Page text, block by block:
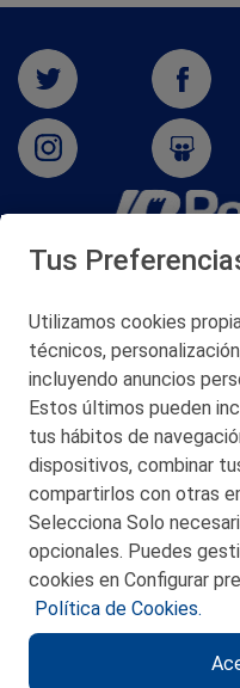
San Martín
©
Tus
Utilizamos cookies
técnicos,
incluyendo anuncios
Estos últimos pueden
tus hábitos de
dispositivos, combinar
compartirlos con otras
Selecciona Solo
opcionales. Puedes
cookies en Configurar
Política de Cookies.